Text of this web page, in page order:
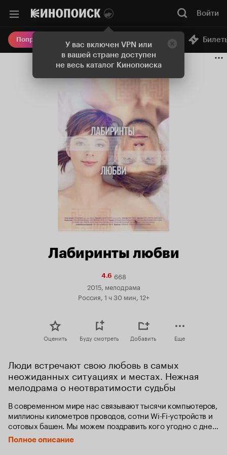
У вас включен VPN или
в вашей стране доступен
не весь каталог Кинопоиска
Войти
Попробовать Плюс Онлайн-кинотеатр
Лабиринты любви
4.6Рейтинг
668
2015, мелодрама
Россия, 1 ч 30 мин, 12+
Оценить Буду смотреть Добавить Еще
Люди встречают свою любовь в самых
неожиданных ситуациях и местах. Нежная
мелодрама о неотвратимости судьбы
В современном мире нас связывают тысячи компьютеров,
миллионы километров проводов, сотни Wi-Fi-устройств и
сотовых башен. Мы можем поздравить кого угодно с днем
рождения по телефону, отправить фотографию любимого
по электронной почте, мгновенно увидеть друг друга в
Полное описание